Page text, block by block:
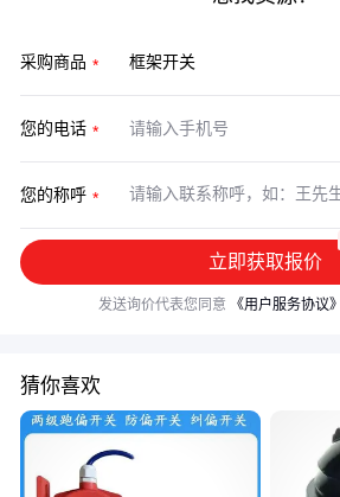
采购商品
您的电话
您的称呼
立即获取报价
发送询价代表您同意 《用户服务协议》
猜你喜欢